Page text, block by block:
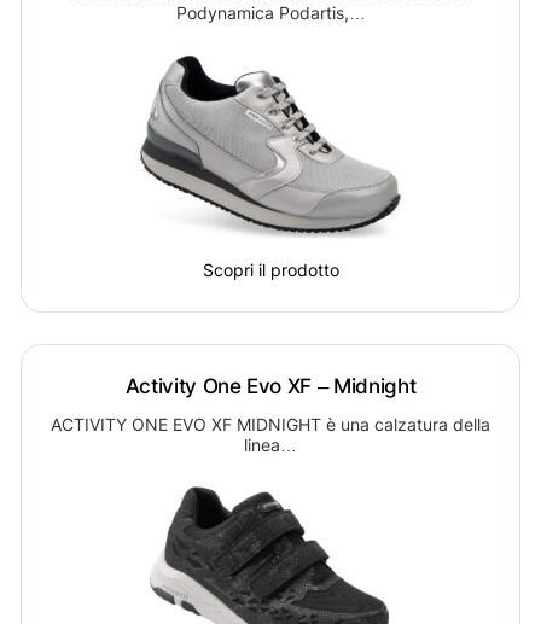
Podynamica Podartis,…
Scopri il prodotto
Activity One Evo XF – Midnight
ACTIVITY ONE EVO XF MIDNIGHT è una calzatura della
linea…